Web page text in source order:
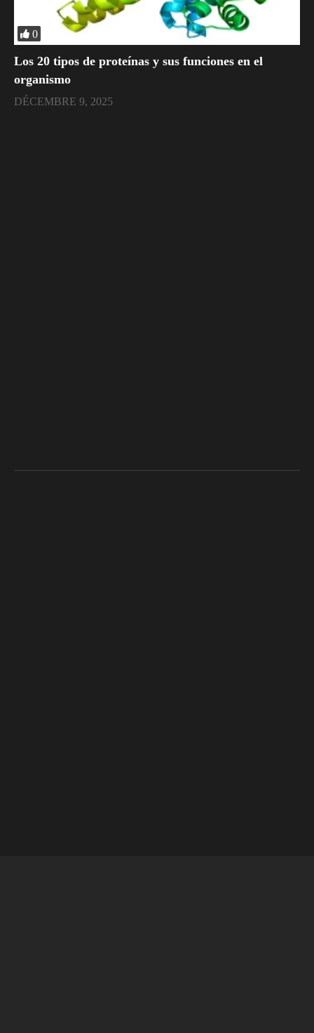
0
​Los 20 tipos de proteínas y sus funciones en el
organismo
DÉCEMBRE 9, 2025